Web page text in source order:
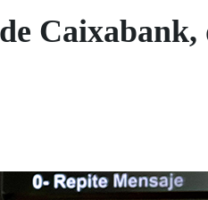
Caixabank,